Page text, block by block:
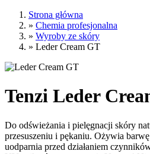
Strona główna
» Chemia profesjonalna
» Wyroby ze skóry
» Leder Cream GT
Tenzi Leder
Do odświeżania i pielęgnacji skóry
przesuszeniu i pękaniu. Ożywia
uodparnia przed działaniem